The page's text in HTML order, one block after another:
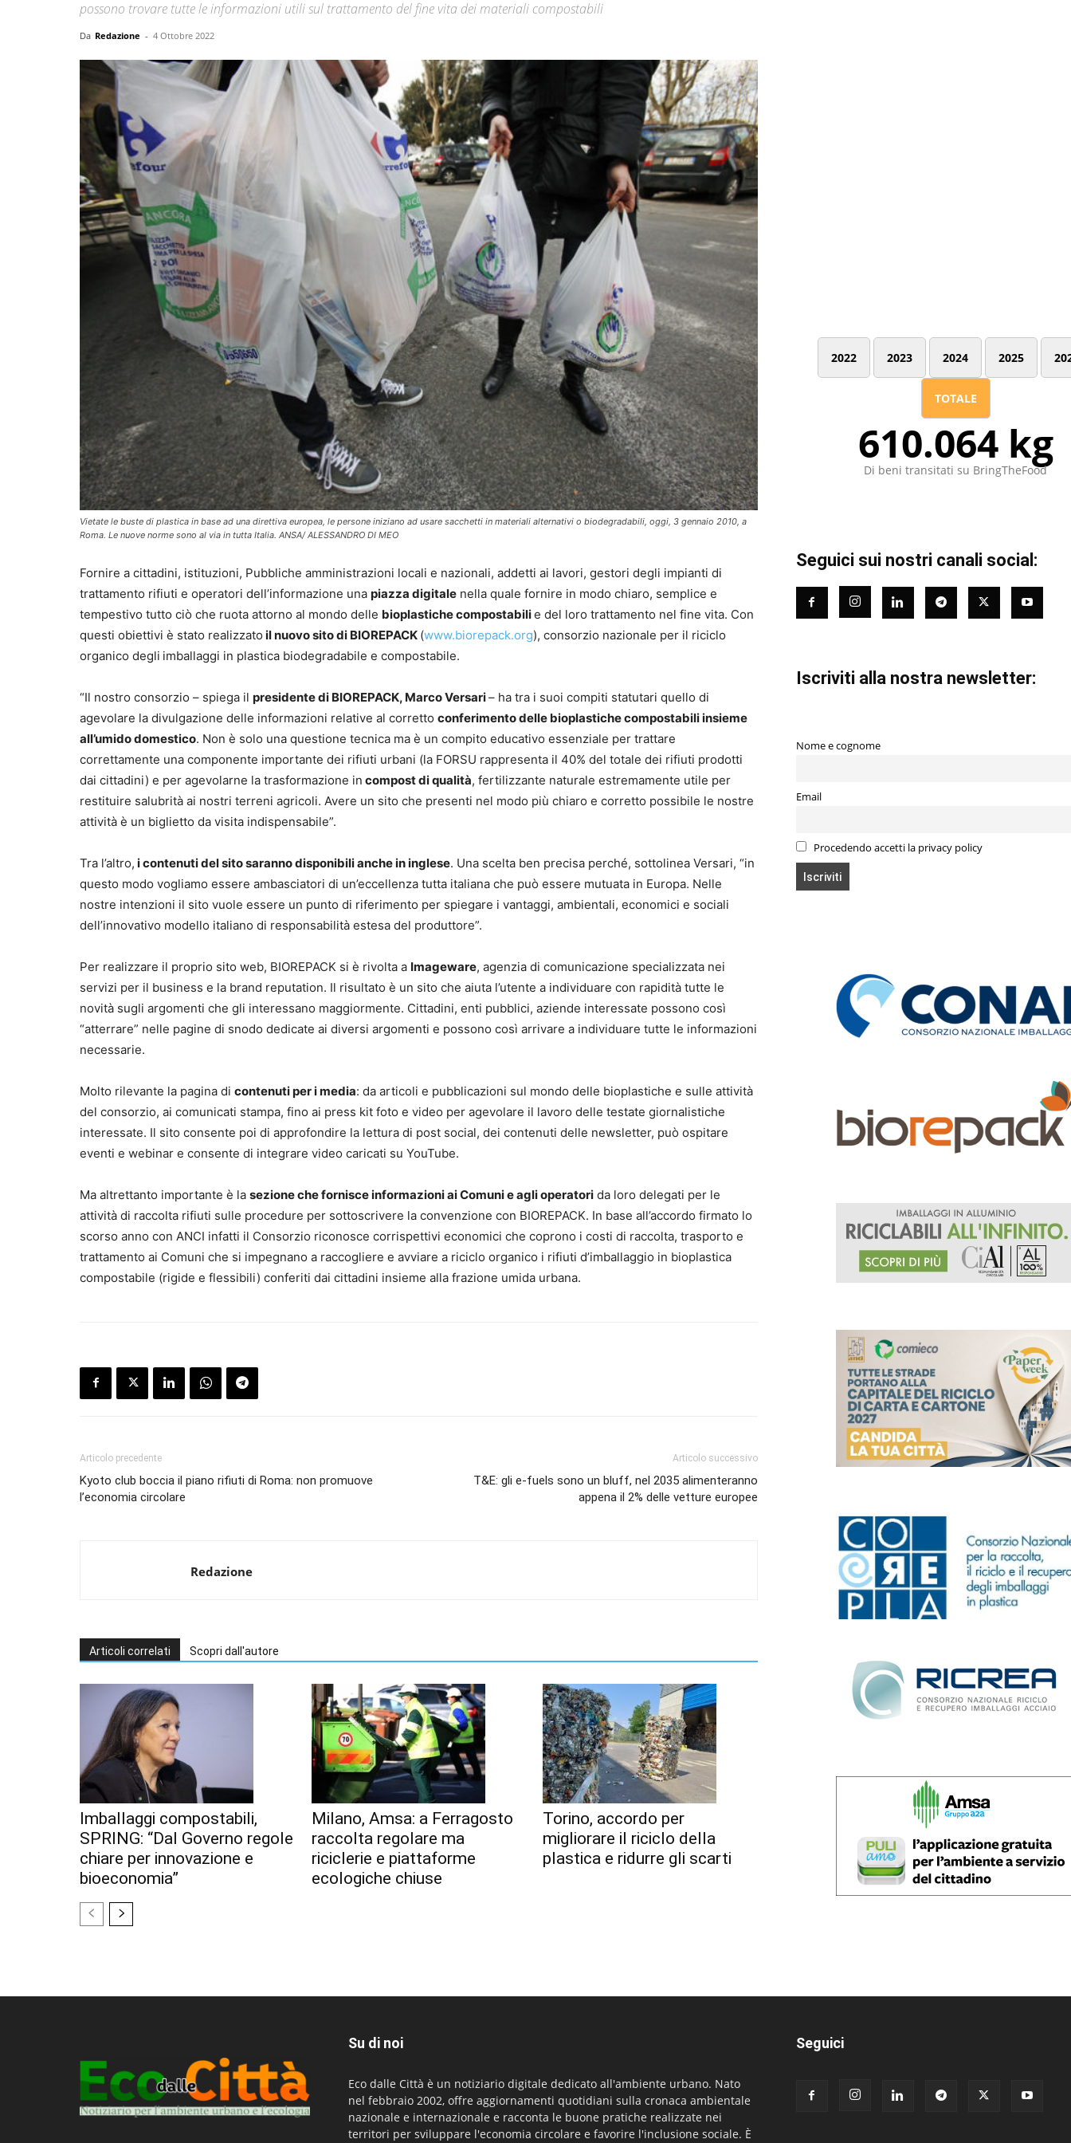
possono trovare tutte le informazioni utili sul trattamento del fine vita dei materiali compostabili
Da Redazione - 4 Ottobre 2022
Vietate le buste di plastica in base ad una direttiva europea, le persone iniziano ad usare sacchetti in materiali alternativi o biodegradabili, oggi, 3 gennaio 2010, a
Roma. Le nuove norme sono al via in tutta Italia. ANSA/ ALESSANDRO DI MEO
Fornire a cittadini, istituzioni, Pubbliche amministrazioni locali e nazionali, addetti ai lavori, gestori degli impianti di
trattamento rifiuti e operatori dell’informazione una piazza digitale nella quale fornire in modo chiaro, semplice e
tempestivo tutto ciò che ruota attorno al mondo delle bioplastiche compostabilie del loro trattamento nel fine vita. Con
questi obiettivi è stato realizzato il nuovo sito di BIOREPACK (www.biorepack.org), consorzio nazionale per il riciclo
organico degli imballaggi in plastica biodegradabile e compostabile.
“Il nostro consorzio – spiega il presidente di BIOREPACK, Marco Versari– ha tra i suoi compiti statutari quello di
agevolare la divulgazione delle informazioni relative al corretto conferimento delle bioplastiche compostabili insieme
all’umido domestico. Non è solo una questione tecnica ma è un compito educativo essenziale per trattare
correttamente una componente importante dei rifiuti urbani (la FORSU rappresenta il 40% del totale dei rifiuti prodotti
dai cittadini) e per agevolarne la trasformazione in compost di qualità, fertilizzante naturale estremamente utile per
restituire salubrità ai nostri terreni agricoli. Avere un sito che presenti nel modo più chiaro e corretto possibile le nostre
attività è un biglietto da visita indispensabile”.
Tra l’altro, i contenuti del sito saranno disponibili anche in inglese. Una scelta ben precisa perché, sottolinea Versari, “in
questo modo vogliamo essere ambasciatori di un’eccellenza tutta italiana che può essere mutuata in Europa. Nelle
nostre intenzioni il sito vuole essere un punto di riferimento per spiegare i vantaggi, ambientali, economici e sociali
dell’innovativo modello italiano di responsabilità estesa del produttore”.
Per realizzare il proprio sito web, BIOREPACK si è rivolta a Imageware, agenzia di comunicazione specializzata nei
servizi per il business e la brand reputation. Il risultato è un sito che aiuta l’utente a individuare con rapidità tutte le
novità sugli argomenti che gli interessano maggiormente. Cittadini, enti pubblici, aziende interessate possono così
“atterrare” nelle pagine di snodo dedicate ai diversi argomenti e possono così arrivare a individuare tutte le informazioni
necessarie.
Molto rilevante la pagina di contenuti per i media: da articoli e pubblicazioni sul mondo delle bioplastiche e sulle attività
del consorzio, ai comunicati stampa, fino ai press kit foto e video per agevolare il lavoro delle testate giornalistiche
interessate. Il sito consente poi di approfondire la lettura di post social, dei contenuti delle newsletter, può ospitare
eventi e webinar e consente di integrare video caricati su YouTube.
Ma altrettanto importante è la sezione che fornisce informazioni ai Comuni e agli operatori da loro delegati per le
attività di raccolta rifiuti sulle procedure per sottoscrivere la convenzione con BIOREPACK. In base all’accordo firmato lo
scorso anno con ANCI infatti il Consorzio riconosce corrispettivi economici che coprono i costi di raccolta, trasporto e
trattamento ai Comuni che si impegnano a raccogliere e avviare a riciclo organico i rifiuti d’imballaggio in bioplastica
compostabile (rigide e flessibili) conferiti dai cittadini insieme alla frazione umida urbana.
Articolo precedente
Kyoto club boccia il piano rifiuti di Roma: non promuove
l’economia circolare
Articolo successivo
T&E: gli e-fuels sono un bluff, nel 2035 alimenteranno
appena il 2% delle vetture europee
Redazione
Articoli correlati Scopri dall'autore
Imballaggi compostabili,
SPRING: “Dal Governo regole
chiare per innovazione e
bioeconomia”
Milano, Amsa: a Ferragosto
raccolta regolare ma
riciclerie e piattaforme
ecologiche chiuse
Torino, accordo per
migliorare il riciclo della
plastica e ridurre gli scarti
2022 2023 2024 2025
TOTALE
610.064 kg
Di beni transitati su BringTheFood
Seguici sui nostri canali social:
Iscriviti alla nostra newsletter:
Nome e cognome
Email
Procedendo accetti la privacy policy
Su di noi
Eco dalle Città è un notiziario digitale dedicato all'ambiente urbano. Nato
nel febbraio 2002, offre aggiornamenti quotidiani sulla cronaca ambientale
nazionale e internazionale e racconta le buone pratiche realizzate nei
territori per sviluppare l'economia circolare e favorire l'inclusione sociale. È
Seguici